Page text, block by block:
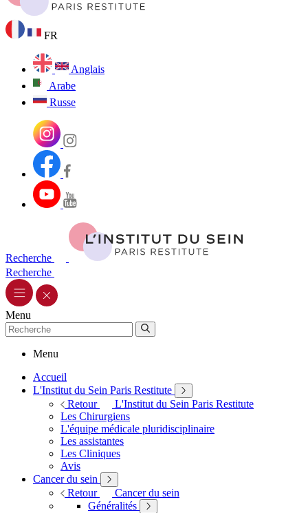
FR
Anglais
Arabe
Russe
Recherche
Recherche
Menu
Menu
Accueil
L'Institut du Sein Paris Restitute
Retour
L'Institut du Sein Paris Restitute
Les Chirurgiens
L'équipe médicale pluridisciplinaire
Les assistantes
Les Cliniques
Avis
Cancer du sein
Retour
Cancer du sein
Généralités